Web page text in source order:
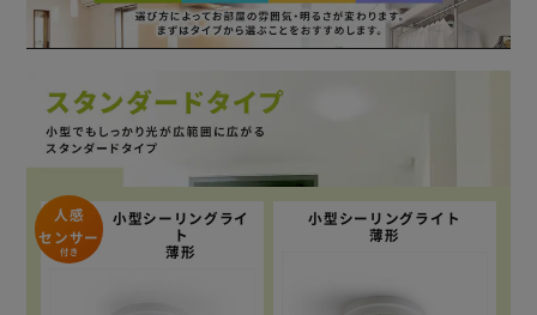
人感
センサー
付き
小型シーリングライ
ト
薄形
小型シーリングライト
薄形